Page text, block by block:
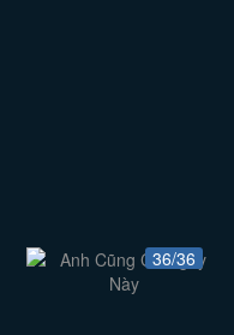
36/36